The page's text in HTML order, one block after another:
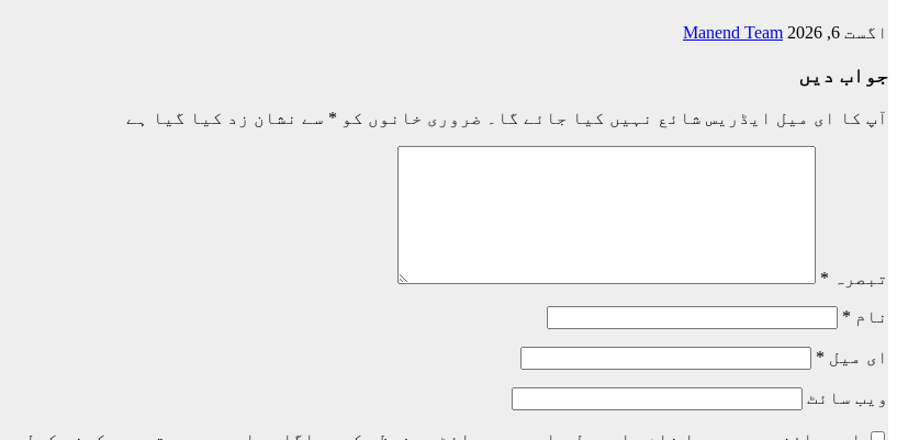
اگست 6, 2026 Manend Team
جواب دیں
آپ کا ای میل ایڈریس شائع نہیں کیا جائے گا۔ ضروری خانوں کو * سے نشان زد کیا گیا ہے
تبصرہ *
نام *
ای میل *
ویب‌ سائٹ